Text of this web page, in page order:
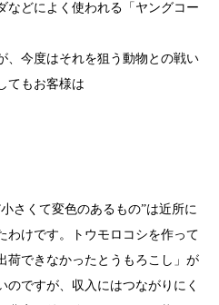
などによく使われる「ヤングコー
、今度はそれを狙う動物との戦い
てもお客様は
さくて変色のあるもの”は近所に
わけです。トウモロコシを作って
荷できなかったとうもろこし」が
ですが、収入にはつながりにく